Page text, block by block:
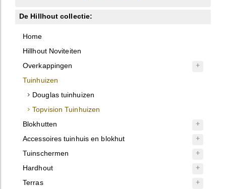
De Hillhout collectie:
Home
Hillhout Noviteiten
Overkappingen
Tuinhuizen
Douglas tuinhuizen
Topvision Tuinhuizen
Blokhutten
Accessoires tuinhuis en blokhut
Tuinschermen
Hardhout
Terras